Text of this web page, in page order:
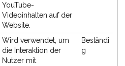
YouTube-
Videoinhalten auf der
Website.
Wird verwendet, um
die Interaktion der
Nutzer mit
Beständi
g